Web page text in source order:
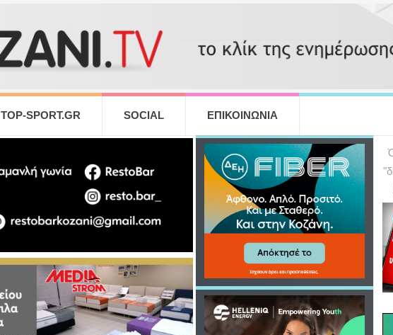
TOP-SPORT.GR SOCIAL ΕΠΙΚΟΙΝΩΝΙΑ